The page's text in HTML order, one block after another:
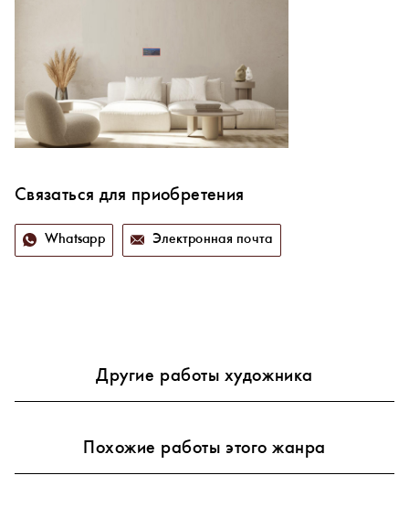
Связаться для приобретения
Whatsapp Электронная почта
Другие работы художника
Похожие работы этого жанра